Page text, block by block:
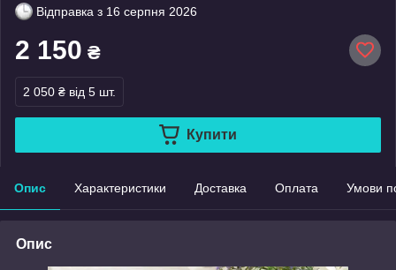
Відправка з 16 серпня 2026
2 150 ₴
2 050 ₴ від 5 шт.
Купити
Опис Характеристики Доставка Оплата Умови
Опис